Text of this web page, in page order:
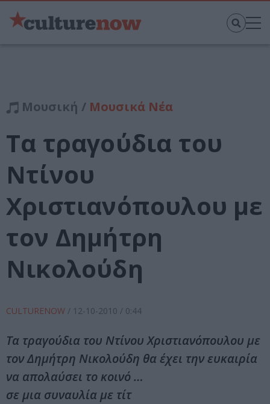
Μουσική / Μουσικά Νέα
Τα τραγούδια του
Ντίνου
Χριστιανόπουλου με
τον Δημήτρη
Νικολούδη
CULTURENOW / 12-10-2010 / 0:44
Τα τραγούδια του Ντίνου Χριστιανόπουλου με
τον Δημήτρη Νικολούδη θα έχει την ευκαιρία
να απολαύσει το κοινό …
σε μια συναυλία με τίτ